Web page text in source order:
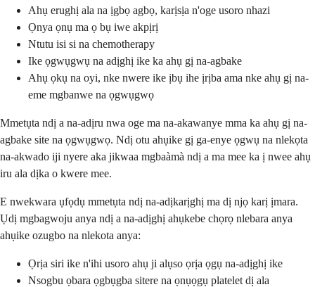
Ahụ erughị ala na ịgbọ agbọ, karịsịa n'oge usoro nhazi
Ọnya ọnụ ma ọ bụ iwe akpịrị
Ntutu isi si na chemotherapy
Ike ọgwụgwụ na adịghị ike ka ahụ gị na-agbake
Ahụ ọkụ na oyi, nke nwere ike ịbụ ihe ịrịba ama nke ahụ gị na-
eme mgbanwe na ọgwụgwọ
Mmetụta ndị a na-adịru nwa oge ma na-akawanye mma ka ahụ gị na-
agbake site na ọgwụgwọ. Ndị otu ahụike gị ga-enye ọgwụ na nlekọta
na-akwado iji nyere aka jikwaa mgbaàmà ndị a ma mee ka ị nwee ahụ
iru ala dịka o kwere mee.
E nwekwara ụfọdụ mmetụta ndị na-adịkarịghị ma dị njọ karị ịmara.
Ụdị mgbagwoju anya ndị a na-adịghị ahụkebe chọrọ nlebara anya
ahụike ozugbo na nlekota anya:
Ọrịa siri ike n'ihi usoro ahụ ji alụso ọrịa ọgụ na-adịghị ike
Nsogbu ọbara ọgbụgba sitere na ọnụọgụ platelet dị ala